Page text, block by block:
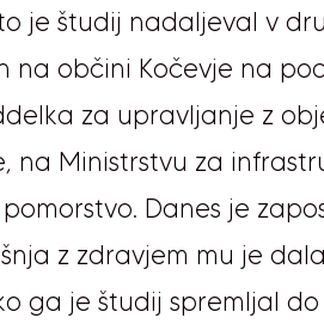
je študij nadaljeval v
na občini Kočevje na
za upravljanje z
na Ministrstvu za
Danes je
z zdravjem mu je
ga je študij spremljal do